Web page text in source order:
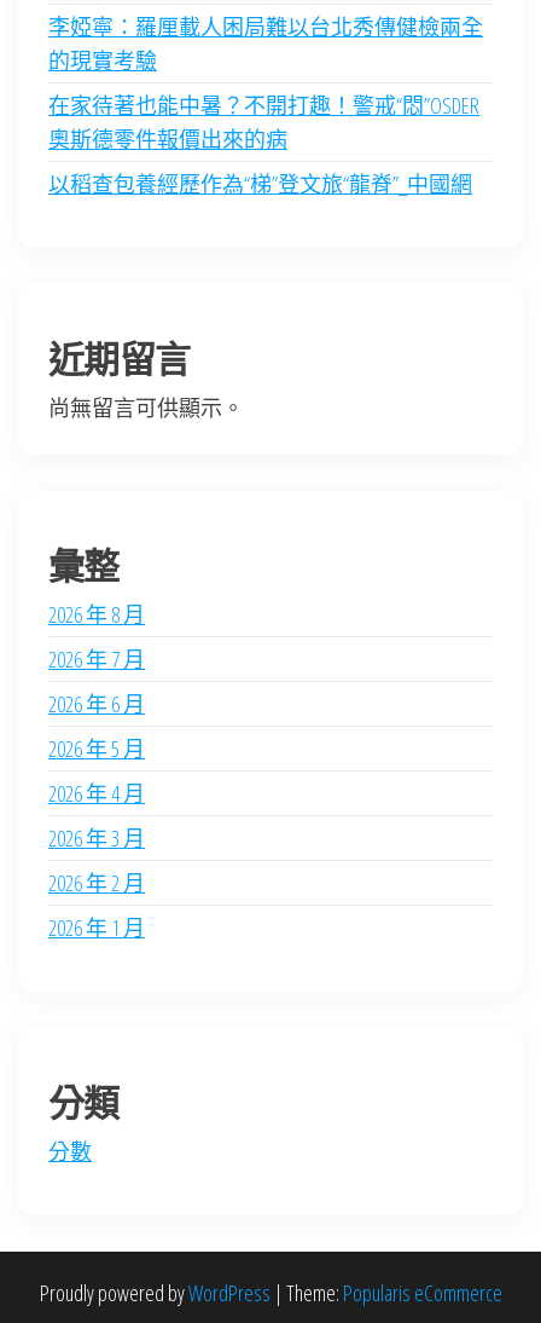
李婭寧：羅厘載人困局難以台北秀傳健檢兩全
的現實考驗
在家待著也能中暑？不開打趣！警戒“悶”OSDER
奧斯德零件報價出來的病
以稻查包養經歷作為“梯”登文旅“龍脊”_中國網
近期留言
尚無留言可供顯示。
彙整
2026 年 8 月
2026 年 7 月
2026 年 6 月
2026 年 5 月
2026 年 4 月
2026 年 3 月
2026 年 2 月
2026 年 1 月
分類
分數
Proudly powered byWordPress | Theme: Popularis eCommerce